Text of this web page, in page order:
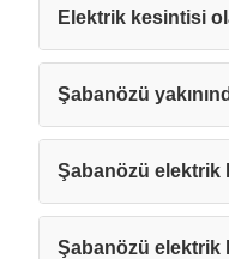
Elektrik kesintisi
Şabanözü
Şabanözü elektrik
Şabanözü elektrik